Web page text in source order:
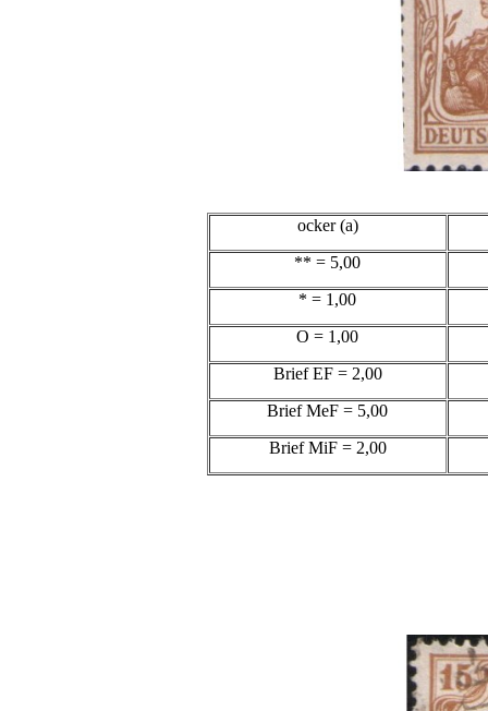
ocker (a)
** = 5,00
* = 1,00
O = 1,00
Brief EF = 2,00
Brief MeF = 5,00
Brief MiF = 2,00